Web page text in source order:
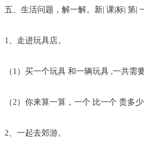
五、生活问题，解一解。新| 课|标| 第|
1、走进玩具店。
（1）买一个玩具 和一辆玩具 ,一共需
（2）你来算一算，一个 比一个 贵多少
2、一起去郊游。